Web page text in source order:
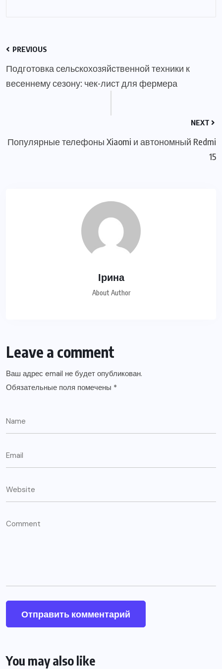
PREVIOUS
Подготовка сельскохозяйственной техники к
весеннему сезону: чек-лист для фермера
NEXT
Популярные телефоны Xiaomi и автономный Redmi
15
Ірина
About Author
Leave a comment
Ваш адрес email не будет опубликован.
Обязательные поля помечены *
You may also like